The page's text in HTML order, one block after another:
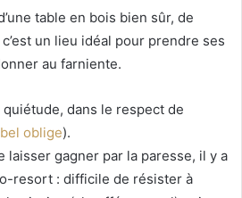
table en bois bien sûr, de
un lieu idéal pour prendre ses
au farniente.
quiétude, dans le respect de
oblige).
laisser gagner par la paresse, il y a
resort : difficile de résister à